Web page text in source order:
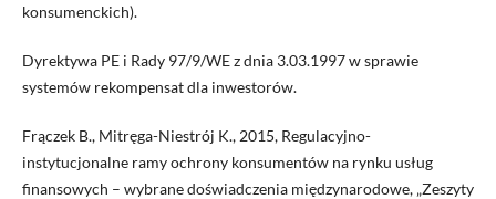
konsumenckich).
Dyrektywa PE i Rady 97/9/WE z dnia 3.03.1997 w sprawie
systemów rekompensat dla inwestorów.
Frączek B., Mitręga-Niestrój K., 2015, Regulacyjno-
instytucjonalne ramy ochrony konsumentów na rynku usług
finansowych – wybrane doświadczenia międzynarodowe, „Zeszyty